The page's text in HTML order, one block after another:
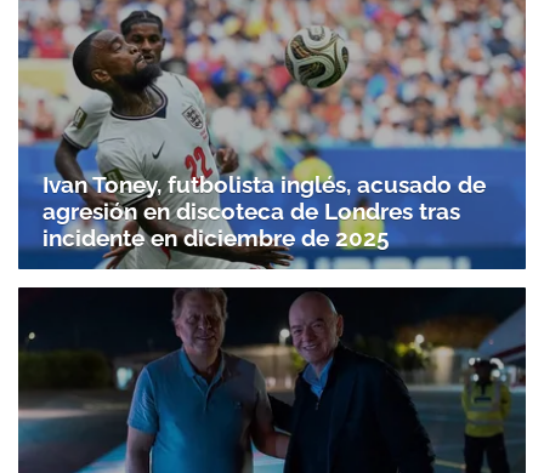
Ivan Toney, futbolista inglés, acusado de
agresión en discoteca de Londres tras
incidente en diciembre de 2025